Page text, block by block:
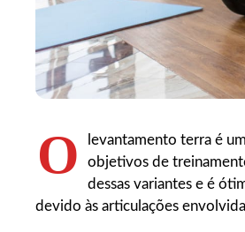
O
levantamento terra é
objetivos de
dessas variantes e é
devido às articulações